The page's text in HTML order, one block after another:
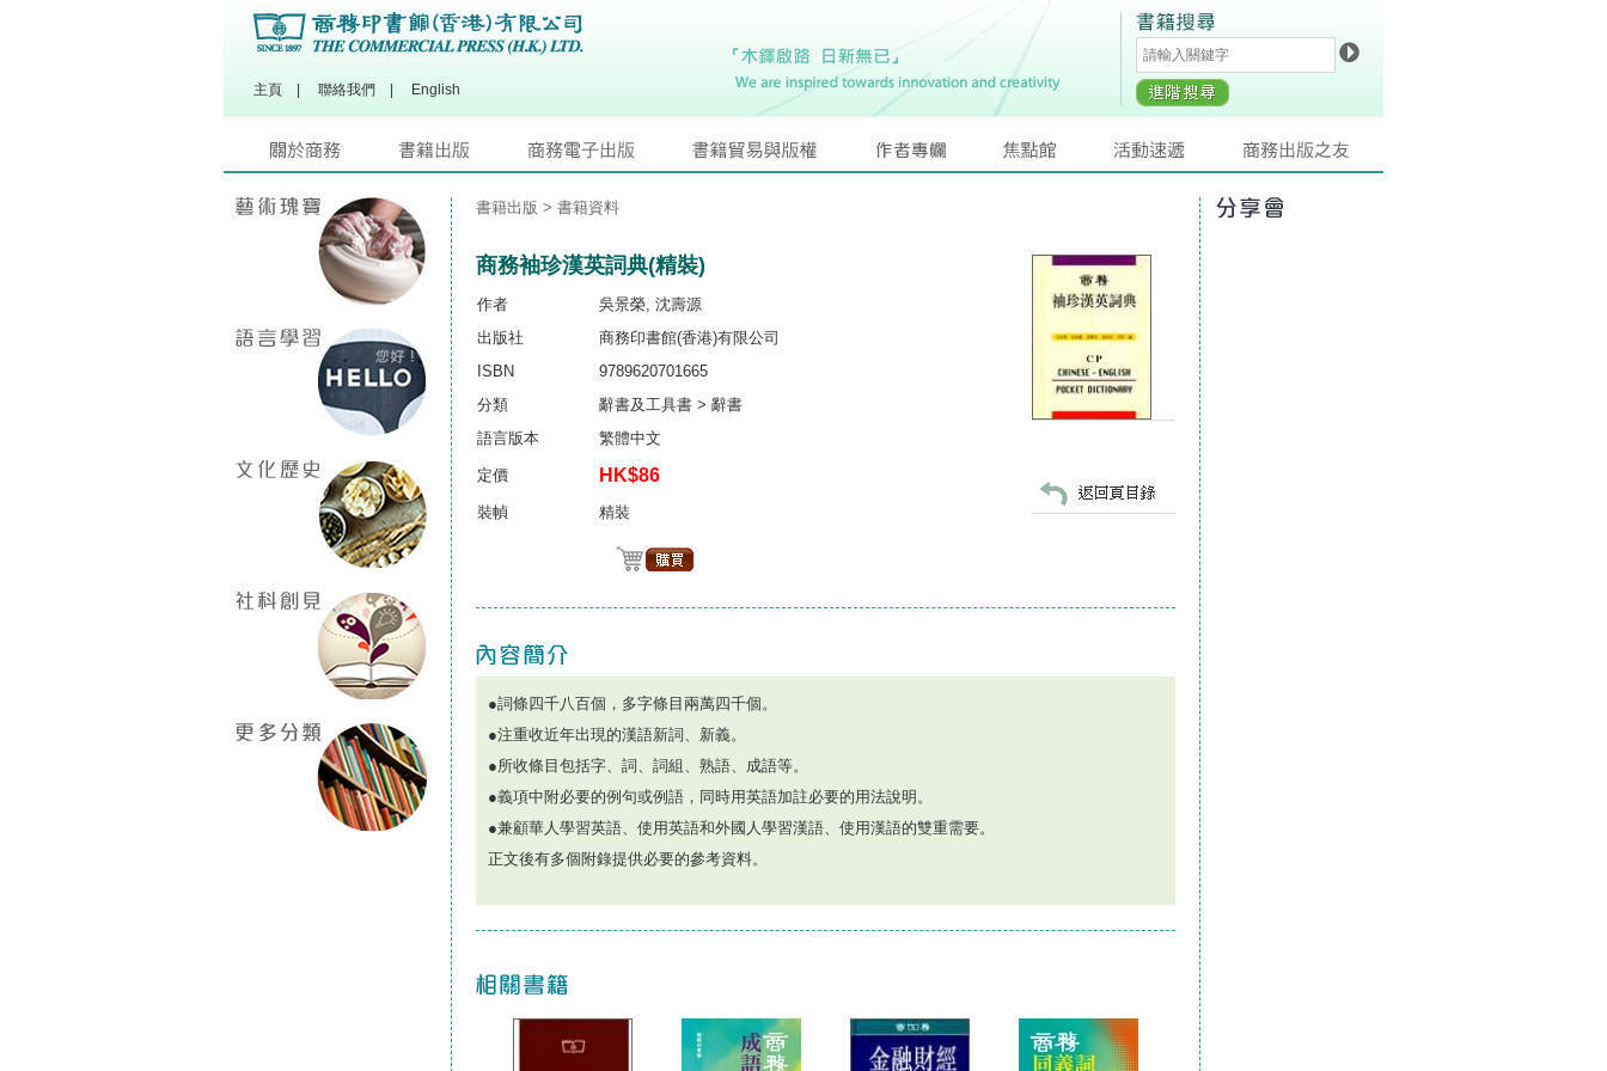
主頁 聯絡我們 English
書籍出版 > 書籍資料
商務袖珍漢英詞典(精裝)
作者
吳景榮, 沈壽源
出版社
商務印書館(香港)有限公司
ISBN
9789620701665
分類
辭書及工具書 > 辭書
語言版本
繁體中文
定價 HK$86
裝幀 精裝
●詞條四千八百個，多字條目兩萬四千個。
●注重收近年出現的漢語新詞、新義。
●所收條目包括字、詞、詞組、熟語、成語等。
●義項中附必要的例句或例語，同時用英語加註必要的用法說明。
●兼顧華人學習英語、使用英語和外國人學習漢語、使用漢語的雙重需要。
正文後有多個附錄提供必要的參考資料。